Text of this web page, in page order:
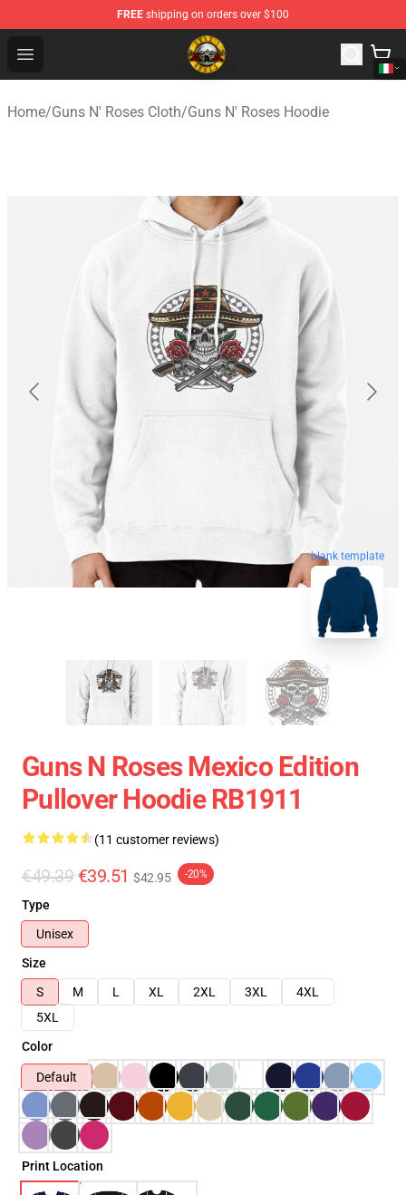
FREE shipping on orders over $100
Open menu
Guns N' Roses Store - Official Guns N' Roses
Home/Guns N' Roses Cloth/Guns N' Roses Hoodie
blank template
Guns N Roses Mexico Edition
Pullover Hoodie RB1911
(11 customer reviews)
€49.39 €39.51 $42.95 -20%
Type
Unisex
Size
S
M L XL 2XL 3XL
4XL
5XL
Color
Default
Print Location